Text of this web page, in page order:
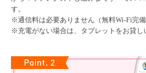
す。
※通信料は必要ありません（無料Wi-Fi完備
※充電がない場合は、タブレットをお貸し